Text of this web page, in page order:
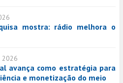
mostra: rádio melhora o
2026
avança como estratégia para
e monetização do meio